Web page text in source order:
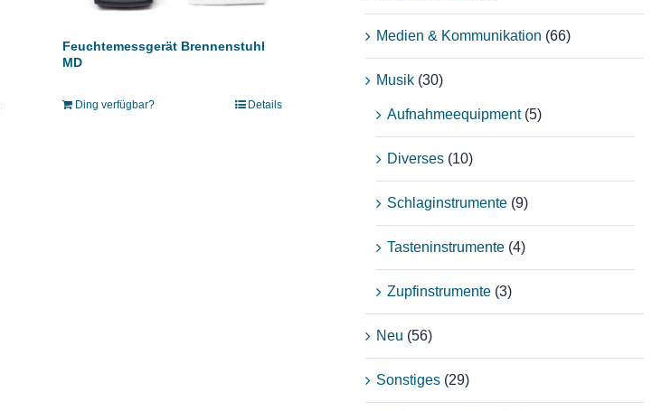
Feuchtemessgerät Brennenstuhl
MD
Ding verfügbar? Details
Medien & Kommunikation (66)
Musik (30)
Aufnahmeequipment (5)
Diverses (10)
Schlaginstrumente (9)
Tasteninstrumente (4)
Zupfinstrumente (3)
Neu (56)
Sonstiges (29)